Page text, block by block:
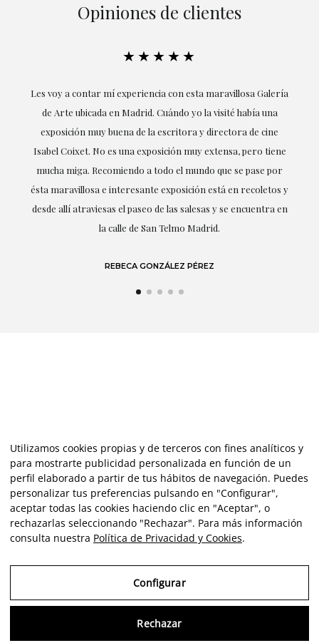
Opiniones de clientes
★★★★★
Excepcional. María me ha acompañado en todo momento en
la obtención de la obra y desde el inicio ha sabido entender
mis gustos y necesidades, la cercanía, la empatía y la
profesionalidad han estado presentes en cada momento,
destacando (por supuesto) el amor y conocimiento sobre lo
que habla: el arte.
LAURA GUTIÉRREZ
Utilizamos cookies propias y de terceros con fines analíticos y
para mostrarte publicidad personalizada en función de un
perfil elaborado a partir de tus hábitos de navegación. Puedes
personalizar tus preferencias pulsando en "Configurar",
aceptar todas las cookies haciendo clic en "Aceptar", o
rechazarlas seleccionando "Rechazar". Para más información
consulta nuestra Política de Privacidad y Cookies.
Configurar
Rechazar